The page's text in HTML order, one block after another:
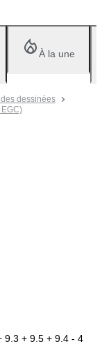
À la une
dessinées
9.3 + 9.5 + 9.4 - 4